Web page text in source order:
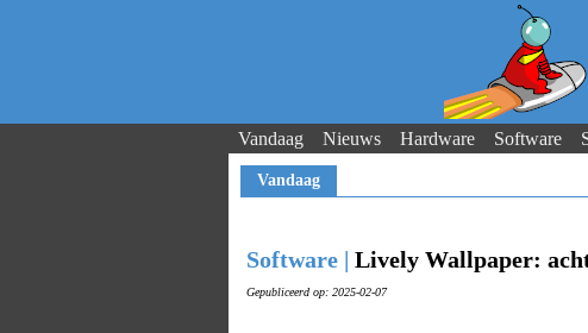
Vandaag Nieuws Hardware Software
Vandaag
Software | Lively Wallpaper:
Gepubliceerd op: 2025-02-07